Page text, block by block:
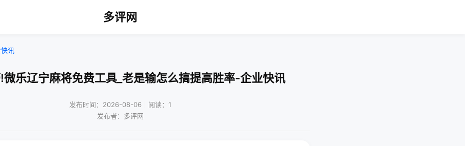
多评网
讯
微乐辽宁麻将免费工具_老是输怎么搞提高胜率-企业快讯
发布时间：2026-08-06｜阅读：1
发布者：多评网